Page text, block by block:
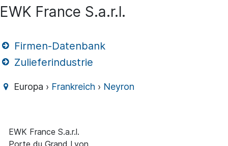
EWK France S.a.r.l.
Firmen-Datenbank
Zulieferindustrie
Europa › Frankreich › Neyron
EWK France S.a.r.l.